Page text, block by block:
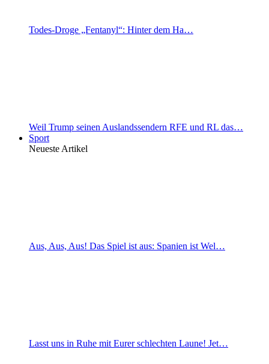
Todes-Droge „Fentanyl“: Hinter dem Ha…
Weil Trump seinen Auslandssendern RFE und RL das…
Sport
Neueste Artikel
Aus, Aus, Aus! Das Spiel ist aus: Spanien ist Wel…
Lasst uns in Ruhe mit Eurer schlechten Laune! Jet…